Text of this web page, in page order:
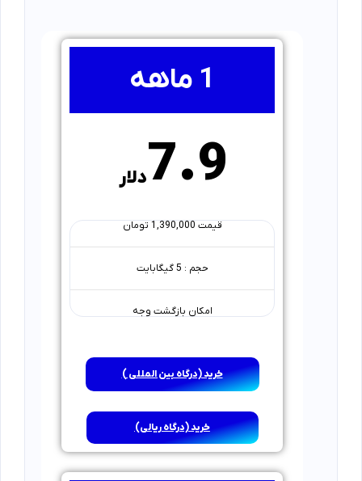
1 ماهه
دلار7.9
قیمت 1,390,000 تومان
حجم : 5 گیگابایت
امکان بازگشت وجه
خرید (درگاه بین المللی )
خرید (درگاه ریالی)